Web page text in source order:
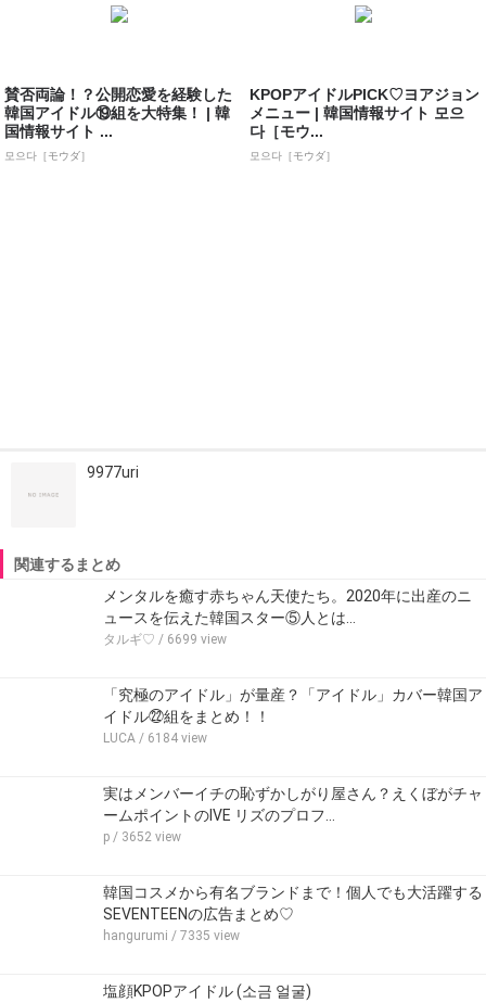
賛否両論！？公開恋愛を経験した
韓国アイドル⑲組を大特集！ | 韓
国情報サイト ...
모으다［モウダ］
KPOPアイドルPICK♡ヨアジョン
メニュー | 韓国情報サイト 모으
다［モウ...
모으다［モウダ］
9977uri
関連するまとめ
メンタルを癒す赤ちゃん天使たち。2020年に出産のニ
ュースを伝えた韓国スター⑤人とは…
タルギ♡ / 6699 view
「究極のアイドル」が量産？「アイドル」カバー韓国ア
イドル㉒組をまとめ！！
LUCA / 6184 view
実はメンバーイチの恥ずかしがり屋さん？えくぼがチャ
ームポイントのIVE リズのプロフ…
p / 3652 view
韓国コスメから有名ブランドまで！個人でも大活躍する
SEVENTEENの広告まとめ♡
hangurumi / 7335 view
塩顔KPOPアイドル (소금 얼굴)